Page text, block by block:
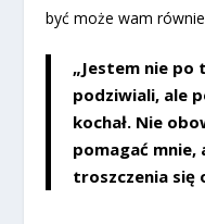
być może wam
„Jestem nie po
podziwiali, ale
kochał. Nie
pomagać mnie,
troszczenia się